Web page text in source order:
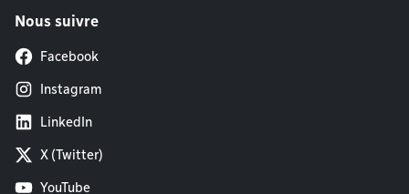
Nous suivre
Facebook
Instagram
LinkedIn
X (Twitter)
YouTube